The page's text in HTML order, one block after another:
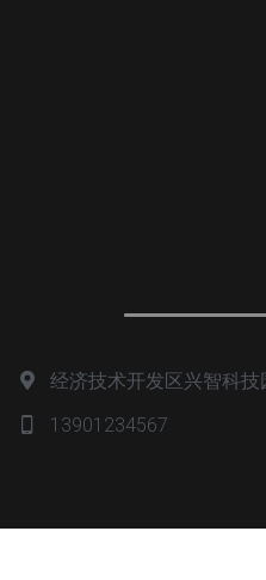
经济技术开发区兴智科技
13901234567